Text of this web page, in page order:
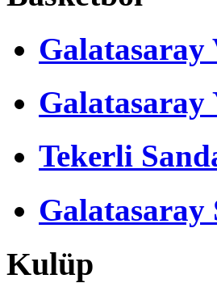
Galatasaray
Tekerli
Galatasaray
Kulüp